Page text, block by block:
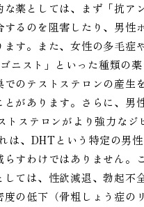
薬としては、まず「抗ア
るのを阻害したり、男性
す。また、女性の多毛症
スト」といった種類の薬
のテストステロンの産生
があります。さらに、男
トステロンがより強力なジ
は、DHTという特定の男
すわけではありません。
ては、性欲減退、勃起不
の低下（骨粗しょう症の